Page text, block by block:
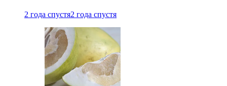
2 года спустя2 года спустя